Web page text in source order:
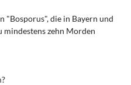
"Bosporus", die in Bayern und
zehn Morden